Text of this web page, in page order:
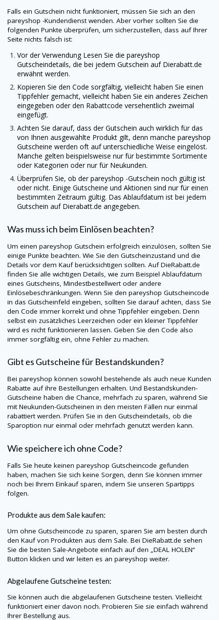
Falls ein Gutschein nicht funktioniert, müssen Sie sich an den
pareyshop -Kundendienst wenden. Aber vorher sollten Sie die
folgenden Punkte überprüfen, um sicherzustellen, dass auf Ihrer
Seite nichts falsch ist:
Vor der Verwendung Lesen Sie die pareyshop
Gutscheindetails, die bei jedem Gutschein auf Dierabatt.de
erwähnt werden.
Kopieren Sie den Code sorgfältig, vielleicht haben Sie einen
Tippfehler gemacht, vielleicht haben Sie ein anderes Zeichen
eingegeben oder den Rabattcode versehentlich zweimal
eingefügt.
Achten Sie darauf, dass der Gutschein auch wirklich für das
von Ihnen ausgewählte Produkt gilt, denn manche pareyshop
Gutscheine werden oft auf unterschiedliche Weise eingelöst.
Manche gelten beispielsweise nur für bestimmte Sortimente
oder Kategorien oder nur für Neukunden.
Überprüfen Sie, ob der pareyshop -Gutschein noch gültig ist
oder nicht. Einige Gutscheine und Aktionen sind nur für einen
bestimmten Zeitraum gültig. Das Ablaufdatum ist bei jedem
Gutschein auf Dierabatt.de angegeben.
Was muss ich beim Einlösen beachten?
Um einen pareyshop Gutschein erfolgreich einzulösen, sollten Sie
einige Punkte beachten. Wie Sie den Gutscheinzustand und die
Details vor dem Kauf berücksichtigen sollten. Auf DieRabatt.de
finden Sie alle wichtigen Details, wie zum Beispiel Ablaufdatum
eines Gutscheins, Mindestbestellwert oder andere
Einlösebeschränkungen. Wenn Sie den pareyshop Gutscheincode
in das Gutscheinfeld eingeben, sollten Sie darauf achten, dass Sie
den Code immer korrekt und ohne Tippfehler eingeben. Denn
selbst ein zusätzliches Leerzeichen oder ein kleiner Tippfehler
wird es nicht funktionieren lassen. Geben Sie den Code also
immer sorgfältig ein, ohne Fehler zu machen.
Gibt es Gutscheine für Bestandskunden?
Bei pareyshop können sowohl bestehende als auch neue Kunden
Rabatte auf ihre Bestellungen erhalten. Und Bestandskunden-
Gutscheine haben die Chance, mehrfach zu sparen, während Sie
mit Neukunden-Gutscheinen in den meisten Fällen nur einmal
rabattiert werden. Prüfen Sie in den Gutscheindetails, ob die
Sparoption nur einmal oder mehrfach genutzt werden kann.
Wie speichere ich ohne Code?
Falls Sie heute keinen pareyshop Gutscheincode gefunden
haben, machen Sie sich keine Sorgen, denn Sie können immer
noch bei Ihrem Einkauf sparen, indem Sie unseren Spartipps
folgen.
Produkte aus dem Sale kaufen:
Um ohne Gutscheincode zu sparen, sparen Sie am besten durch
den Kauf von Produkten aus dem Sale. Bei DieRabatt.de sehen
Sie die besten Sale-Angebote einfach auf den „DEAL HOLEN“
Button klicken und wir leiten es an pareyshop weiter.
Abgelaufene Gutscheine testen:
Sie können auch die abgelaufenen Gutscheine testen. Vielleicht
funktioniert einer davon noch. Probieren Sie sie einfach während
Ihrer Bestellung aus.